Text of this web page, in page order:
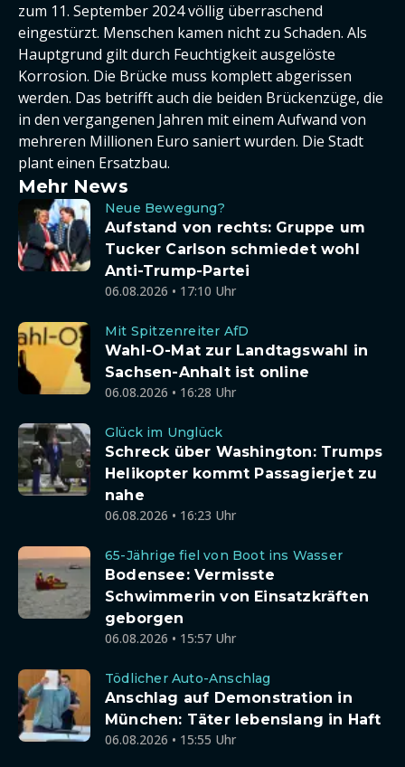
zum 11. September 2024 völlig überraschend
eingestürzt. Menschen kamen nicht zu Schaden. Als
Hauptgrund gilt durch Feuchtigkeit ausgelöste
Korrosion. Die Brücke muss komplett abgerissen
werden. Das betrifft auch die beiden Brückenzüge, die
in den vergangenen Jahren mit einem Aufwand von
mehreren Millionen Euro saniert wurden. Die Stadt
plant einen Ersatzbau.
Mehr News
Neue Bewegung?
Aufstand von rechts: Gruppe um
Tucker Carlson schmiedet wohl
Anti-Trump-Partei
06.08.2026 • 17:10 Uhr
Mit Spitzenreiter AfD
Wahl-O-Mat zur Landtagswahl in
Sachsen-Anhalt ist online
06.08.2026 • 16:28 Uhr
Glück im Unglück
Schreck über Washington: Trumps
Helikopter kommt Passagierjet zu
nahe
06.08.2026 • 16:23 Uhr
65-Jährige fiel von Boot ins Wasser
Bodensee: Vermisste
Schwimmerin von Einsatzkräften
geborgen
06.08.2026 • 15:57 Uhr
Tödlicher Auto-Anschlag
Anschlag auf Demonstration in
München: Täter lebenslang in Haft
06.08.2026 • 15:55 Uhr